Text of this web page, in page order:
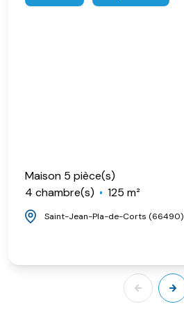
Maison 5 pièce(s)
4 chambre(s)
125 m²
Saint-Jean-Pla-de-Corts (66490)